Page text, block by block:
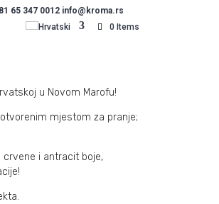
65 347 0012 info@kroma.rs
Hrvatski
0 Items
u Novom Marofu!
mjestom za pranje;
crvene i antracit boje,